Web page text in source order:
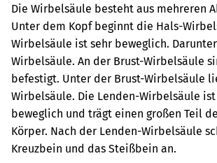
Die Wirbelsäule besteht aus mehreren
Unter dem Kopf beginnt die Hals-
Wirbelsäule ist sehr beweglich.
Wirbelsäule. An der Brust-Wirbelsäule
befestigt. Unter der Brust-Wirbelsäule
Wirbelsäule. Die Lenden-Wirbelsäule
beweglich und trägt einen großen Teil
Körper. Nach der Lenden-Wirbelsäule
Kreuzbein und das Steißbein an.